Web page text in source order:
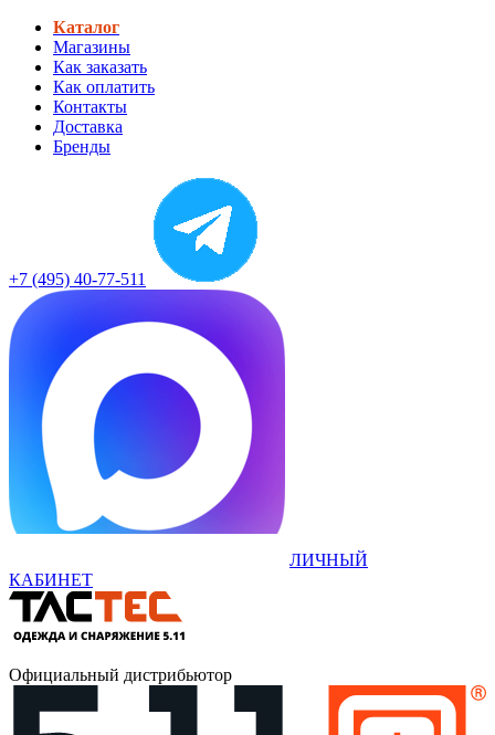
Каталог
Магазины
Как заказать
Как оплатить
Контакты
Доставка
Бренды
+7 (495) 40-77-511
ЛИЧНЫЙ
КАБИНЕТ
Официальный дистрибьютор